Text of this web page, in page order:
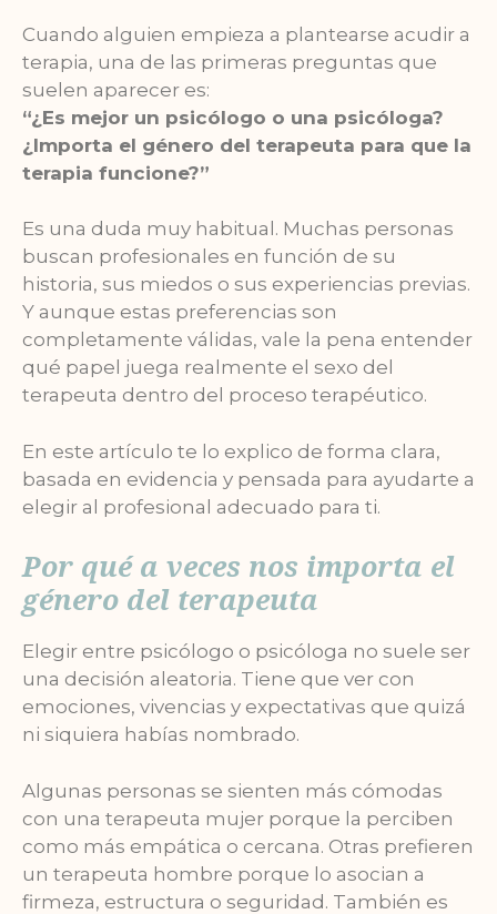
Cuando alguien empieza a plantearse acudir a
terapia, una de las primeras preguntas que
suelen aparecer es:
“¿Es mejor un psicólogo o una psicóloga?
¿Importa el género del terapeuta para que la
terapia funcione?”
Es una duda muy habitual. Muchas personas
buscan profesionales en función de su
historia, sus miedos o sus experiencias previas.
Y aunque estas preferencias son
completamente válidas, vale la pena entender
qué papel juega realmente el sexo del
terapeuta dentro del proceso terapéutico.
En este artículo te lo explico de forma clara,
basada en evidencia y pensada para ayudarte a
elegir al profesional adecuado para ti.
Por qué a veces nos importa el
género del terapeuta
Elegir entre psicólogo o psicóloga no suele ser
una decisión aleatoria. Tiene que ver con
emociones, vivencias y expectativas que quizá
ni siquiera habías nombrado.
Algunas personas se sienten más cómodas
con una terapeuta mujer porque la perciben
como más empática o cercana. Otras prefieren
un terapeuta hombre porque lo asocian a
firmeza, estructura o seguridad. También es